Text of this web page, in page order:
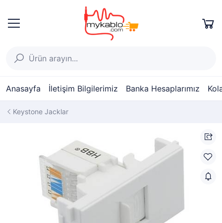
Anasayfa İletişim Bilgilerimiz Banka Hesaplarımız
Keystone Jacklar